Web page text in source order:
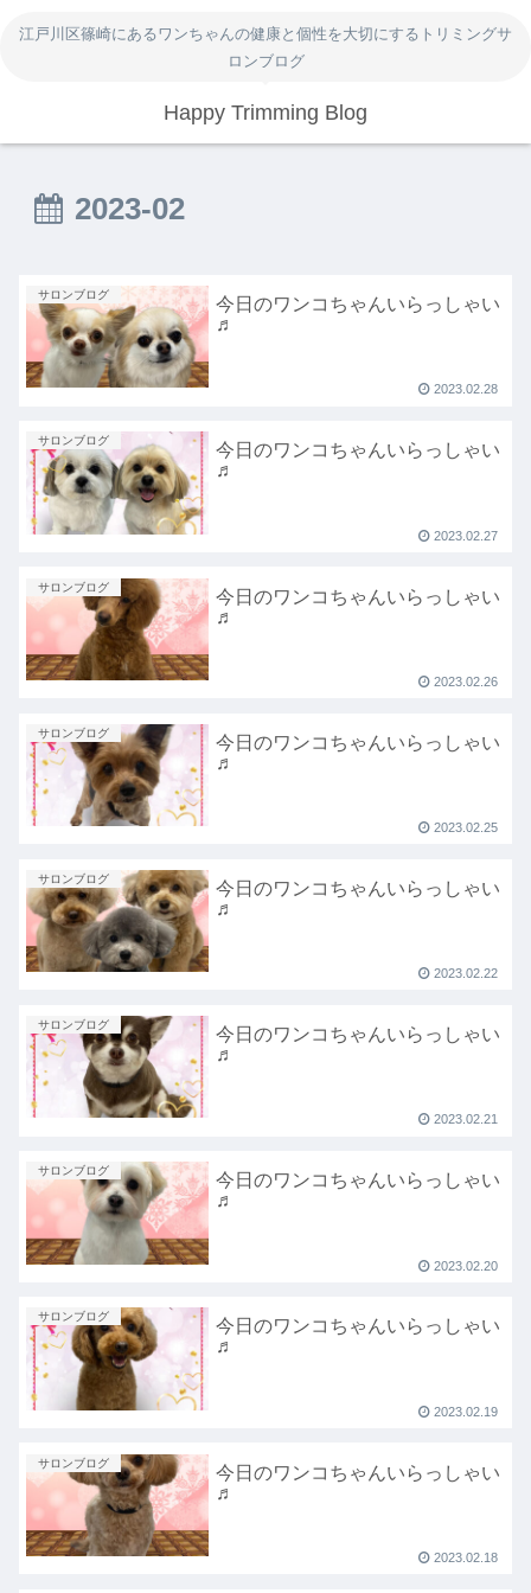
江戸川区篠崎にあるワンちゃんの健康と個性を大切にするトリミングサ
ロンブログ
Happy Trimming Blog
2023-02
サロンブログ
今日のワンコちゃんいらっしゃい
♬
2023.02.28
サロンブログ
今日のワンコちゃんいらっしゃい
♬
2023.02.27
サロンブログ
今日のワンコちゃんいらっしゃい
♬
2023.02.26
サロンブログ
今日のワンコちゃんいらっしゃい
♬
2023.02.25
サロンブログ
今日のワンコちゃんいらっしゃい
♬
2023.02.22
サロンブログ
今日のワンコちゃんいらっしゃい
♬
2023.02.21
サロンブログ
今日のワンコちゃんいらっしゃい
♬
2023.02.20
サロンブログ
今日のワンコちゃんいらっしゃい
♬
2023.02.19
サロンブログ
今日のワンコちゃんいらっしゃい
♬
2023.02.18